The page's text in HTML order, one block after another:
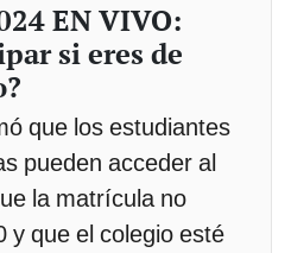
EN VIVO:
si eres de
que los estudiantes
pueden acceder al
la matrícula no
y que el colegio esté